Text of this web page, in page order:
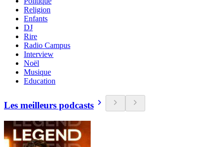
Religion
Enfants
DJ
Rire
Radio Campus
Interview
Noël
Musique
Education
Les meilleurs podcasts